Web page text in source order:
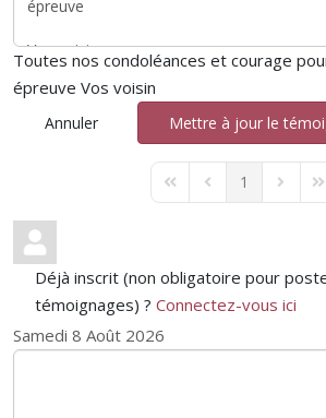
Toutes nos condoléances et courage
épreuve Vos voisin
Annuler Mettre à jour le
First PagePrevious Page
1 Next
Déjà inscrit (non obligatoire pour
témoignages) ? Connectez-vous ici
Samedi 8 Août 2026